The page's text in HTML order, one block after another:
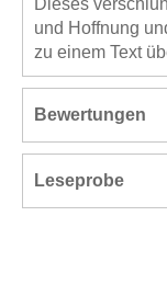
Dieses
und Hoffnung
zu einem Text
Bewertungen
Leseprobe